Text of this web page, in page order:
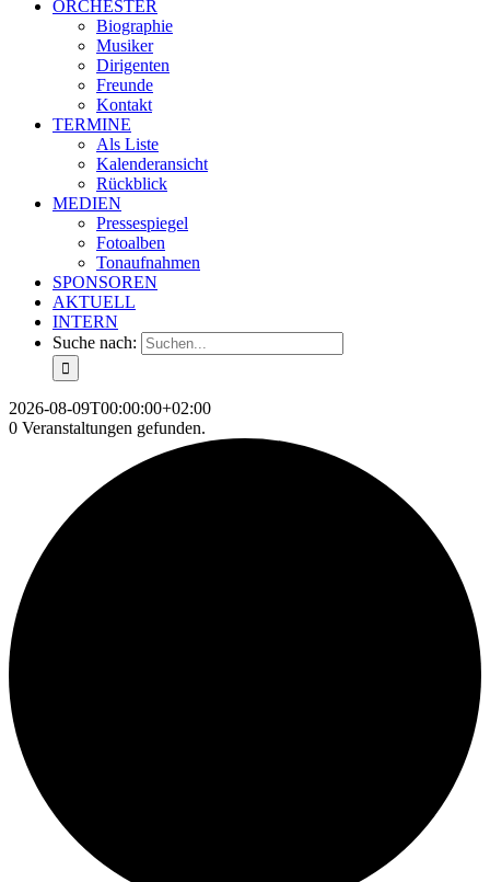
ORCHESTER
Biographie
Musiker
Dirigenten
Freunde
Kontakt
TERMINE
Als Liste
Kalenderansicht
Rückblick
MEDIEN
Pressespiegel
Fotoalben
Tonaufnahmen
SPONSOREN
AKTUELL
INTERN
Suche nach:
2026-08-09T00:00:00+02:00
0 Veranstaltungen gefunden.